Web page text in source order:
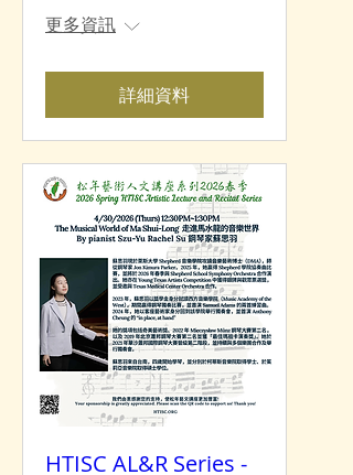
更多資訊
詳細資料
HTISC AL&R Series -